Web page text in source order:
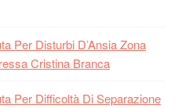
Per Disturbi D’Ansia Zona
Cristina Branca
Per Difficoltà Di Separazione